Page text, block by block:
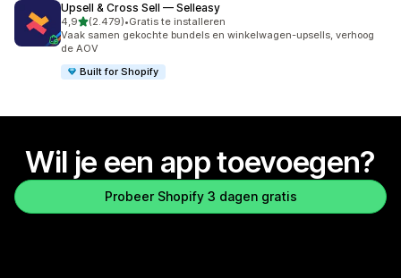
Upsell & Cross Sell — Selleasy
4,9van 5 sterren
(2.479)
2479 recensies in totaal
•Gratis te installeren
Vaak samen gekochte bundels en winkelwagen-upsells, verhoog
de AOV
Built for Shopify
Wil je een app toevoegen?
Probeer Shopify 3 dagen gratis